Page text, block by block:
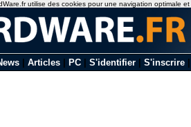
Articles PC S'identifier S'inscrire
utilise des cookies pour une navigation optimale